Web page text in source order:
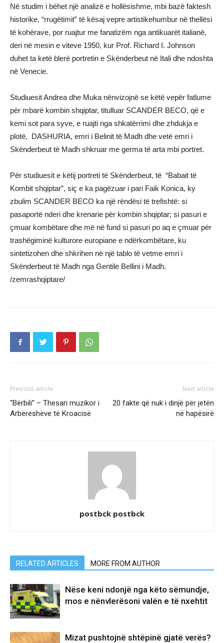
Në studim i bëhet një analizë e hollësishme, mbi bazë faktesh
historike, “rrugëtimit” të kësaj vepre artistikehumbur në thellësi
të kohërave, por ruajtur me fanatizëm nga antikuarët italianë,
deri në mesin e viteve 1950, kur Prof. Richard I. Johnson
duhet ta ketë blerë portretin e Skënderbeut në Itali dhe ndoshta
në Venecie.
Studiuesit Andrea dhe Muka nënvizojnë se këtë vepër fatlume
për mbarë kombin shqiptar, titulluar SCANDER BECO, që e
kemi sot para syve, e ruajti nga shkatërrimi dhe zhdukja e
plotë, DASHURIA, emri i Belinit të Madh dhe vetë emri i
Skënderbeut të Madh shkruar me germa të arta mbi portret.
Për studiuesit e këtij portreti të Skënderbeut, të “Babait të
Kombit shqiptar”, siç e ka pagëzuar i pari Faik Konica, ky
zbulim SCANDER BECO ka një rëndësi të trefishtë: si
pasaportë nderi dhe krenarie për kombin shqiptar; si pasuri e
çmuar kombëtare dhe më në fund si pasuri po aq e çmuar për
trashëgiminë kulturore europiane e ndërkombëtare, ku
sintetizohen dhe shkrihen në një tablo të vetme emri i
Skënderbeut të Madh nga Gentile Bellini i Madh.
/zemrashqiptare/
Previous article
“Bërbili” – Thesari muzikor i
Arbëreshëve të Kroacisë
Next article
20 fakte që nuk i dinjë për jetën
në hapësirë
postbck postbck
RELATED ARTICLES MORE FROM AUTHOR
Nëse keni ndonjë nga këto sëmundje,
mos e nënvlerësoni valën e të nxehtit
Mizat pushtojnë shtëpinë gjatë verës?